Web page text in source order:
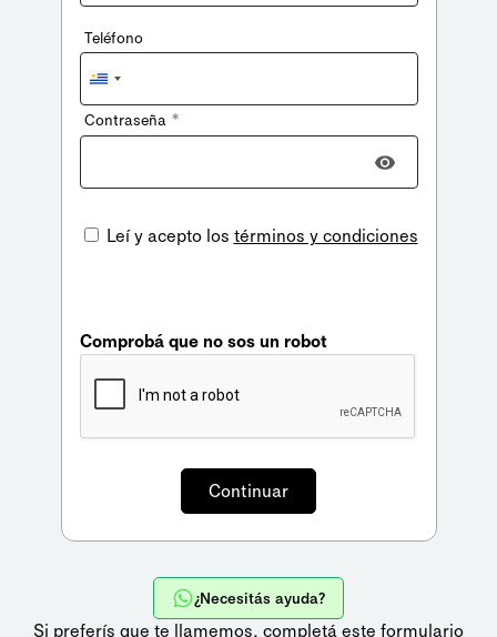
Teléfono
Uruguay
+598
Contraseña *
Leí y acepto los términos y condiciones
Comprobá que no sos un robot
¿Necesitás ayuda?
Si preferís que te llamemos, completá este formulario